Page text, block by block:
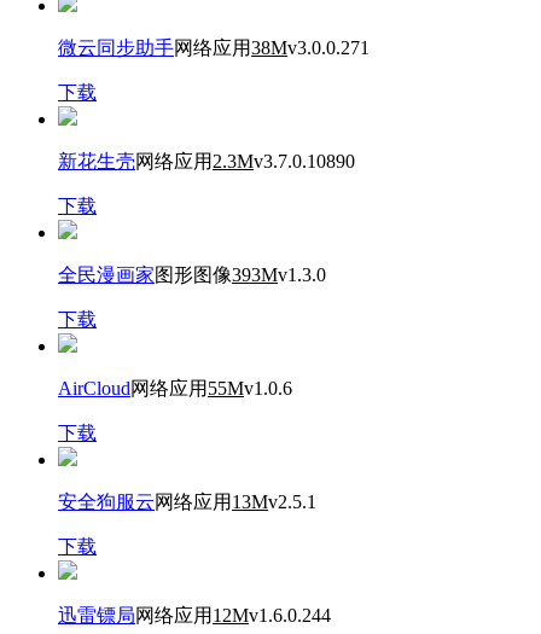
微云同步助手网络应用38Mv3.0.0.271
下载
新花生壳网络应用 2.3Mv3.7.0.10890
下载
全民漫画家图形图像393Mv1.3.0
下载
AirCloud网络应用 55Mv1.0.6
下载
安全狗服云网络应用 13Mv2.5.1
下载
迅雷镖局网络应用 12Mv1.6.0.244